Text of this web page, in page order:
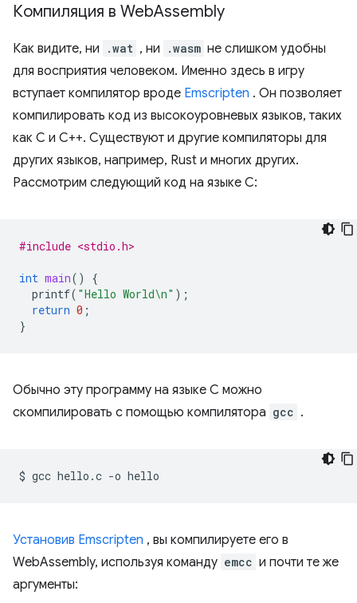
Компиляция в WebAssembly
Как видите, ни .wat , ни .wasm не слишком удобны
для восприятия человеком. Именно здесь в игру
вступает компилятор вроде Emscripten . Он позволяет
компилировать код из высокоуровневых языков, таких
как C и C++. Существуют и другие компиляторы для
других языков, например, Rust и многих других.
Рассмотрим следующий код на языке C:
#include <stdio.h>
int main()
{
printf( "Hello World\n" );
return 0 ;
}
Обычно эту программу на языке C можно
скомпилировать с помощью компилятора gcc .
$ gcc hello.c -o
Установив Emscripten , вы компилируете его в
WebAssembly, используя команду emcc и почти те же
аргументы: